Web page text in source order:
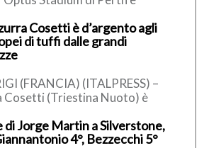
della stagione.
australiana […]
Cosetti è d’argento agli
di tuffi dalle grandi
(FRANCIA) (ITALPRESS) –
Cosetti (Triestina Nuoto) è
altezze femminili agli
di […]
di Jorge Martin a Silverstone,
4°, Bezzecchi 5°